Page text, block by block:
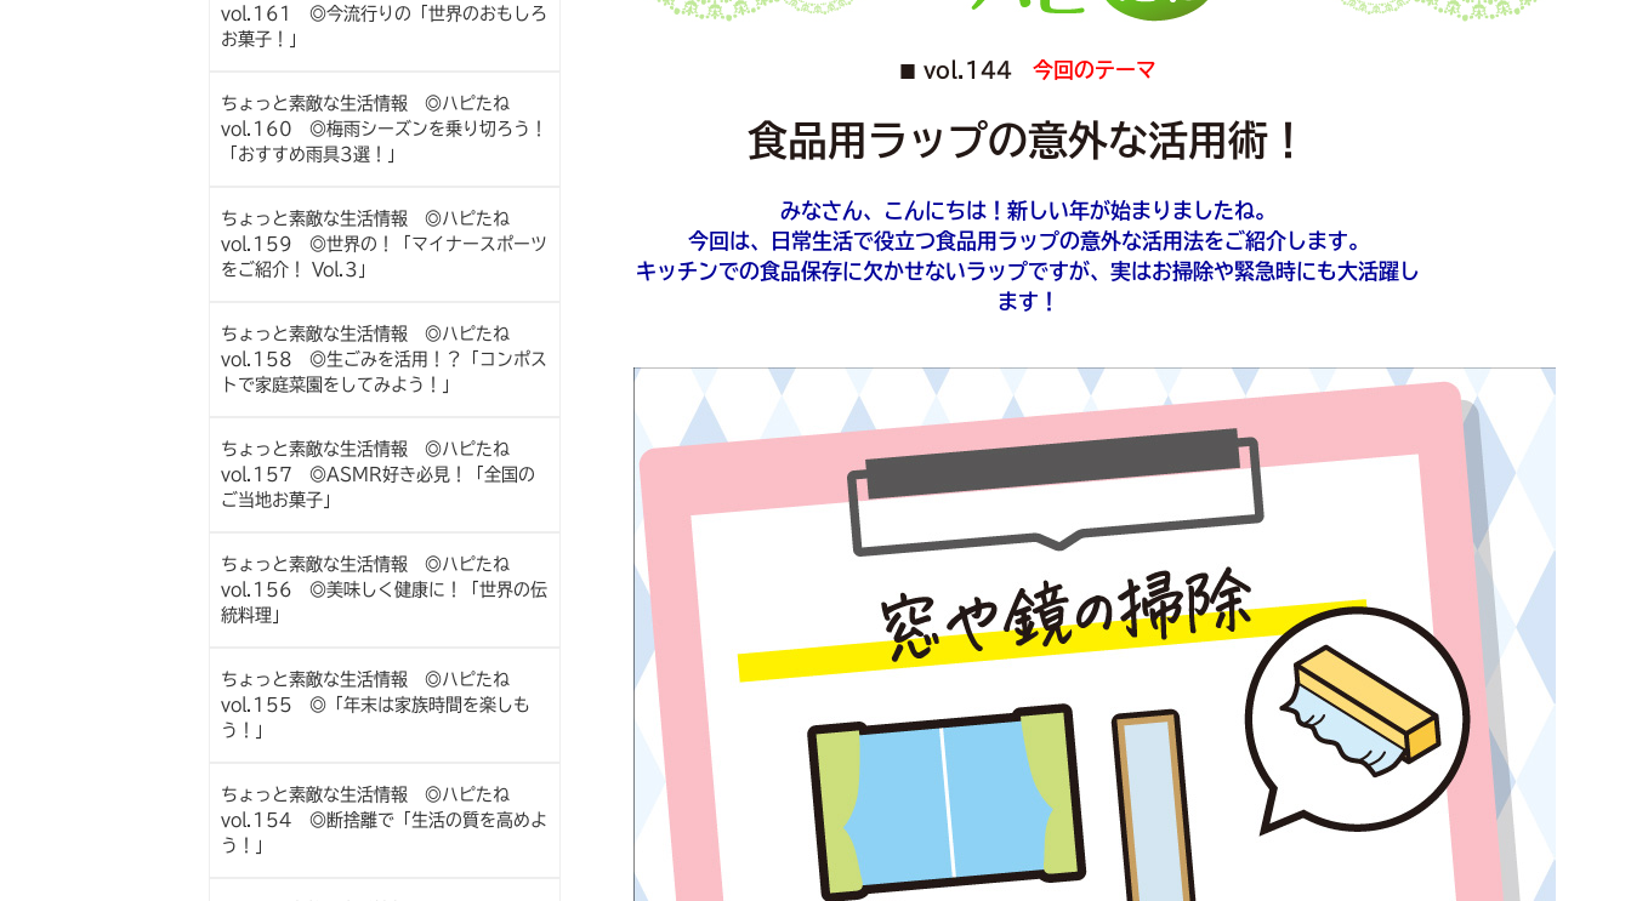
vol.161 ◎今流行りの「世界のおもしろ
お菓子！」
ちょっと素敵な生活情報 ◎ハピたね
vol.160 ◎梅雨シーズンを乗り切ろう！
「おすすめ雨具3選！」
ちょっと素敵な生活情報 ◎ハピたね
vol.159 ◎世界の！「マイナースポーツ
をご紹介！ Vol.3」
ちょっと素敵な生活情報 ◎ハピたね
vol.158 ◎生ごみを活用！？「コンポス
トで家庭菜園をしてみよう！」
ちょっと素敵な生活情報 ◎ハピたね
vol.157 ◎ASMR好き必見！「全国の
ご当地お菓子」
ちょっと素敵な生活情報 ◎ハピたね
vol.156 ◎美味しく健康に！「世界の伝
統料理」
ちょっと素敵な生活情報 ◎ハピたね
vol.155 ◎「年末は家族時間を楽しも
う！」
ちょっと素敵な生活情報 ◎ハピたね
vol.154 ◎断捨離で「生活の質を高めよ
う！」
vol.144 今回のテーマ
食品用ラップの意外な活用術！
みなさん、こんにちは！新しい年が始まりましたね。
今回は、日常生活で役立つ食品用ラップの意外な活用法をご紹介します。
キッチンでの食品保存に欠かせないラップですが、実はお掃除や緊急時にも大活躍し
ます！